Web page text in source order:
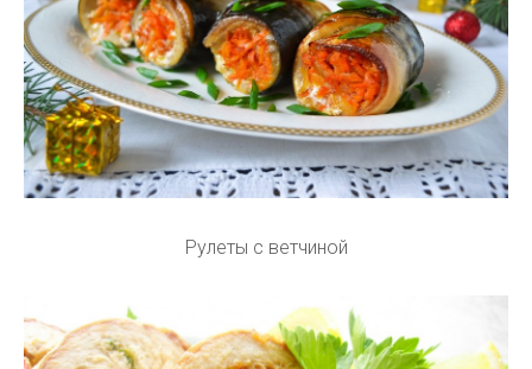
Рулеты с ветчиной